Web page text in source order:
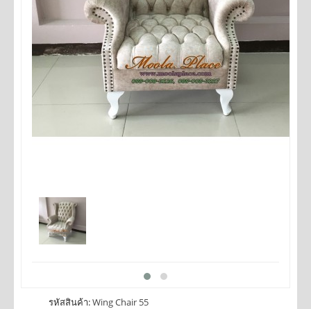
รหัสสินค้า:Wing Chair 55